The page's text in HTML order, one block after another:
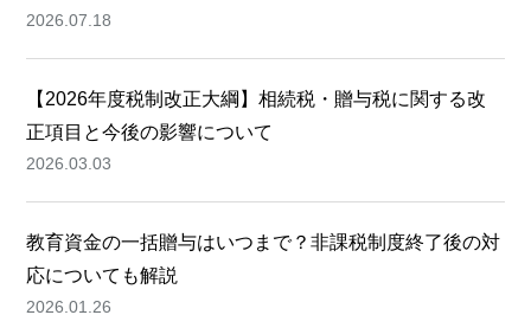
2026.07.18
【2026年度税制改正大綱】相続税・贈与税に関する改
正項目と今後の影響について
2026.03.03
教育資金の一括贈与はいつまで？非課税制度終了後の対
応についても解説
2026.01.26